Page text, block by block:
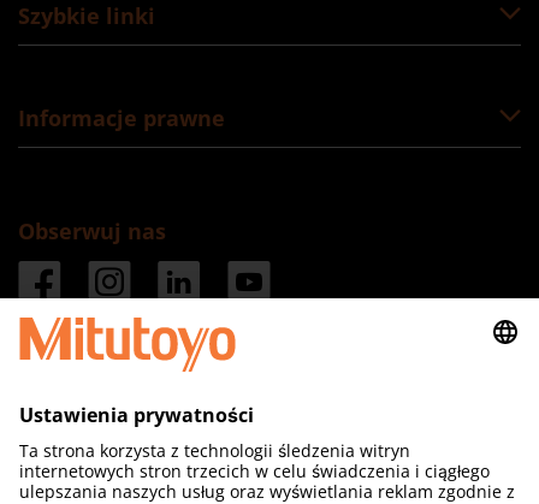
Szybkie linki
Informacje prawne
Obserwuj nas
Mitutoyo Polska Sp. z o.o.
ul. Skrzypowa 1
54-530 Wrocław